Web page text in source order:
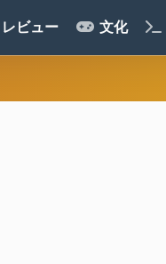
レビュー 文化